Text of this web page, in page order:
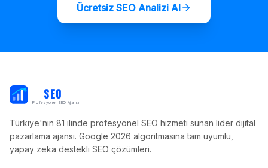
Ücretsiz SEO Analizi Al
SEO
Profesyonel SEO Ajansı
Türkiye'nin 81 ilinde profesyonel SEO hizmeti sunan lider dijital
pazarlama ajansı. Google 2026 algoritmasına tam uyumlu,
yapay zeka destekli SEO çözümleri.